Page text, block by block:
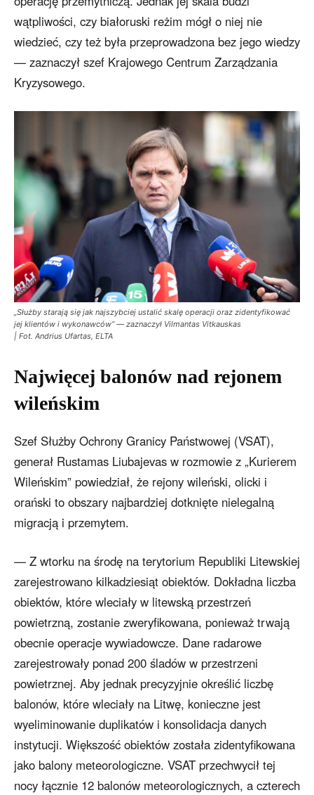
wątpliwości, czy białoruski reżim mógł o niej nie
wiedzieć, czy też była przeprowadzona bez jego wiedzy
— zaznaczył szef Krajowego Centrum Zarządzania
Kryzysowego.
„Służby starają się jak najszybciej ustalić skalę operacji oraz zidentyfikować
jej klientów i wykonawców” — zaznaczył Vilmantas Vitkauskas
| Fot. Andrius Ufartas, ELTA
Najwięcej balonów nad rejonem
wileńskim
Szef Służby Ochrony Granicy Państwowej (VSAT),
generał Rustamas Liubajevas w rozmowie z „Kurierem
Wileńskim” powiedział, że rejony wileński, olicki i
orański to obszary najbardziej dotknięte nielegalną
migracją i przemytem.
— Z wtorku na środę na terytorium Republiki Litewskiej
zarejestrowano kilkadziesiąt obiektów. Dokładna liczba
obiektów, które wleciały w litewską przestrzeń
powietrzną, zostanie zweryfikowana, ponieważ trwają
obecnie operacje wywiadowcze. Dane radarowe
zarejestrowały ponad 200 śladów w przestrzeni
powietrznej. Aby jednak precyzyjnie określić liczbę
balonów, które wleciały na Litwę, konieczne jest
wyeliminowanie duplikatów i konsolidacja danych
instytucji. Większość obiektów została zidentyfikowana
jako balony meteorologiczne. VSAT przechwycił tej
nocy łącznie 12 balonów meteorologicznych, a czterech